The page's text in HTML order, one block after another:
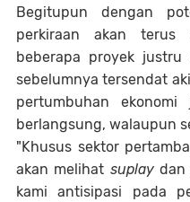
Begitupun dengan
perkiraan akan
beberapa proyek
sebelumnya tersendat
pertumbuhan
berlangsung, walaupun
"Khusus sektor
akan melihat suplay
kami antisipasi pada